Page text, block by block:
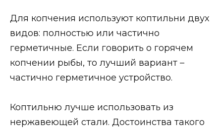
Для копчения используют коптильни двух
видов: полностью или частично
герметичные. Если говорить о горячем
копчении рыбы, то лучший вариант –
частично герметичное устройство.
Коптильню лучше использовать из
нержавеющей стали. Достоинства такого